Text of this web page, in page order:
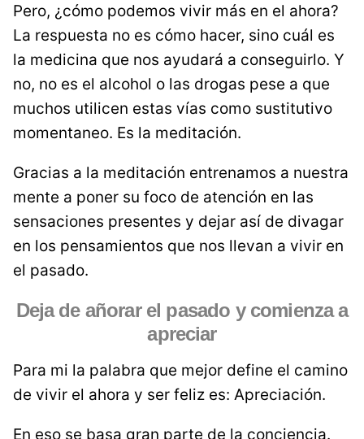
Pero, ¿cómo podemos vivir más en el ahora?
La respuesta no es cómo hacer, sino cuál es
la medicina que nos ayudará a conseguirlo. Y
no, no es el alcohol o las drogas pese a que
muchos utilicen estas vías como sustitutivo
momentaneo. Es la meditación.
Gracias a la meditación entrenamos a nuestra
mente a poner su foco de atención en las
sensaciones presentes y dejar así de divagar
en los pensamientos que nos llevan a vivir en
el pasado.
Deja de añorar el pasado y comienza a
apreciar
Para mi la palabra que mejor define el camino
de vivir el ahora y ser feliz es: Apreciación.
En eso se basa gran parte de la conciencia.